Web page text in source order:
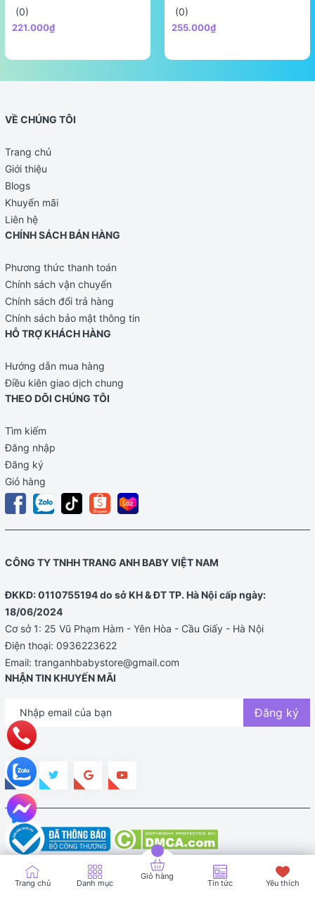
(0)
221.000₫
(0)
255.000₫
VỀ CHÚNG TÔI
Trang chủ
Giới thiệu
Blogs
Khuyến mãi
Liên hệ
CHÍNH SÁCH BÁN HÀNG
Phương thức thanh toán
Chính sách vận chuyển
Chính sách đổi trả hàng
Chính sách bảo mật thông tin
HỖ TRỢ KHÁCH HÀNG
Hướng dẫn mua hàng
Điều kiên giao dịch chung
THEO DÕI CHÚNG TÔI
Tìm kiếm
Đăng nhập
Đăng ký
Giỏ hàng
CÔNG TY TNHH TRANG ANH BABY VIỆT NAM
ĐKKD: 0110755194 do sở KH & ĐT TP. Hà Nội cấp ngày:
18/06/2024
Cơ sở 1: 25 Vũ Phạm Hàm - Yên Hòa - Cầu Giấy - Hà Nội
Điện thoại: 0936223622
Email: tranganhbabystore@gmail.com
NHẬN TIN KHUYẾN MÃI
Đăng ký
Bản quyền thuộc về TRANG ANH BABY STORE |Cung cấp bởiSapo
Trang chủ Danh mục
Giỏ hàng
Tin tức Yêu thích